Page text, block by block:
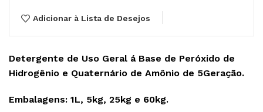
Adicionar à Lista de Desejos
Detergente de Uso Geral á Base de Peróxido de
Hidrogênio e Quaternário de Amônio de 5Geração.
Embalagens: 1L, 5kg, 25kg e 60kg.